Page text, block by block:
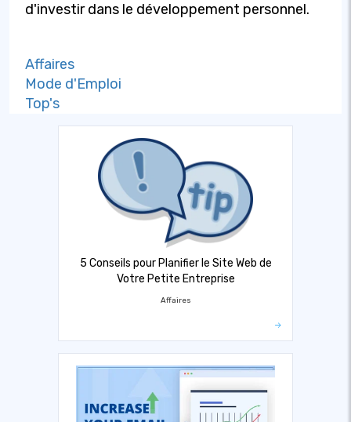
d'investir dans le développement personnel.
Affaires
Mode d'Emploi
Top's
5 Conseils pour Planifier le Site Web de
Votre Petite Entreprise
Affaires